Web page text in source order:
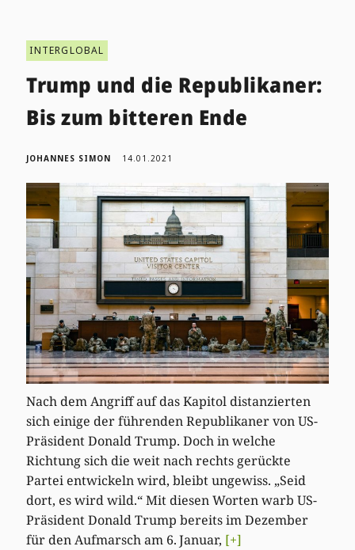
INTERGLOBAL
Trump und die Republikaner:
Bis zum bitteren Ende
JOHANNES SIMON 14.01.2021
Nach dem Angriff auf das Kapitol distanzierten
sich einige der führenden Republikaner von US-
Präsident Donald Trump. Doch in welche
Richtung sich die weit nach rechts gerückte
Partei entwickeln wird, bleibt ungewiss. „Seid
dort, es wird wild.“ Mit diesen Worten warb US-
Präsident Donald Trump bereits im Dezember
für den Aufmarsch am 6. Januar, [+]